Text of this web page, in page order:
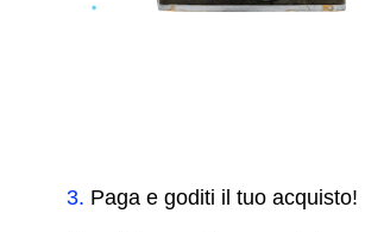
3. Paga e goditi il tuo acquisto!